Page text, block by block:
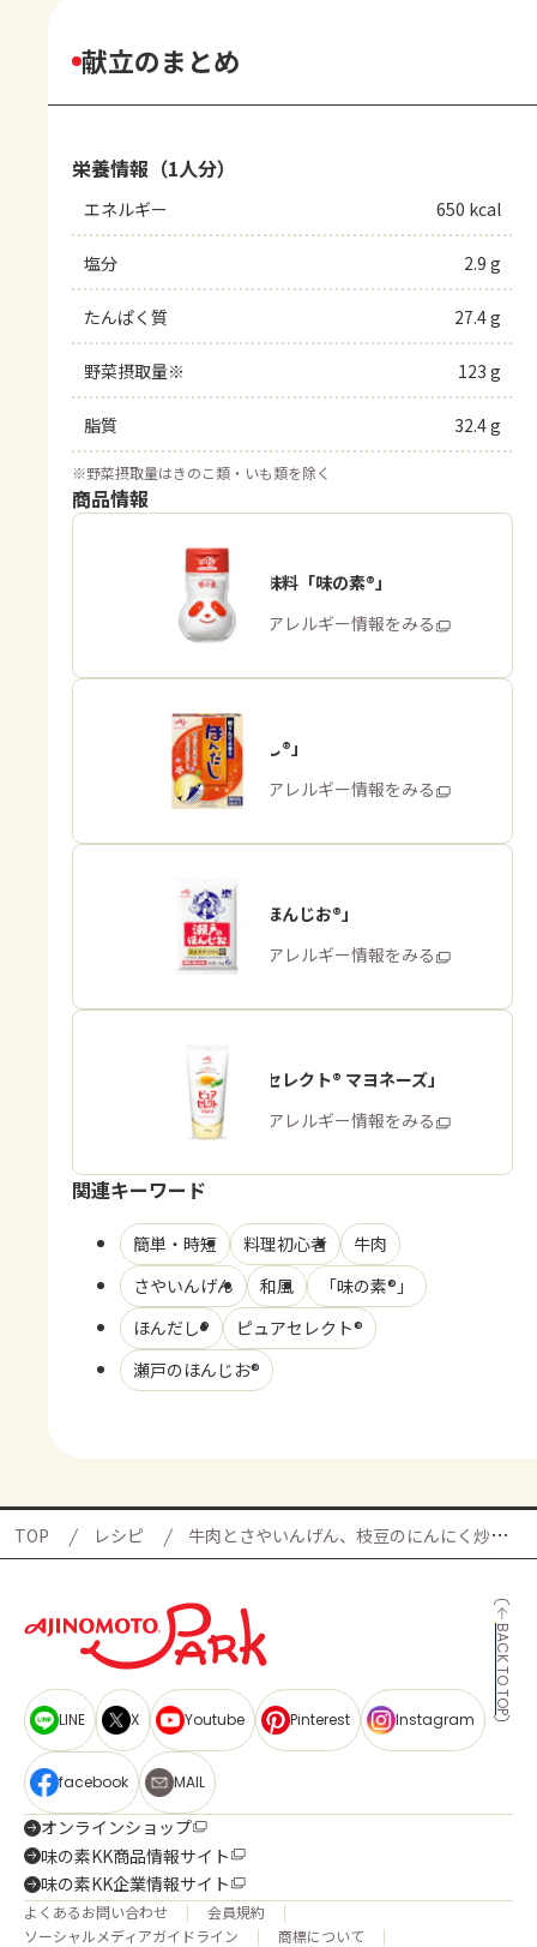
献立のまとめ
栄養情報（1人分）
エネルギー 650 kcal
塩分 2.9 g
たんぱく質 27.4 g
野菜摂取量※ 123 g
脂質 32.4 g
※野菜摂取量はきのこ類・いも類を除く
商品情報
うま味調味料「味の素®」
商品・アレルギー情報をみる
「ほんだし®」
商品・アレルギー情報をみる
「瀬戸のほんじお®」
商品・アレルギー情報をみる
「ピュアセレクト® マヨネーズ」
商品・アレルギー情報をみる
関連キーワード
簡単・時短 料理初心者
牛肉
さやいんげん
和風
「味の素®」
ほんだし®
ピュアセレクト®
瀬戸のほんじお®
TOP レシピ 牛肉とさやいんげん、枝豆のにんにく炒めの献立
BACK TO TOP
LINE X Youtube Pinterest Instagram
facebook MAIL
オンラインショップ
味の素KK商品情報サイト
味の素KK企業情報サイト
よくあるお問い合わせ
会員規約
ソーシャルメディアガイドライン
商標について